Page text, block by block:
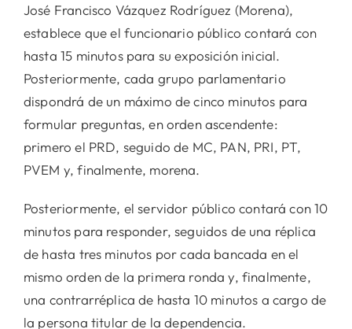
José Francisco Vázquez Rodríguez (Morena),
establece que el funcionario público contará con
hasta 15 minutos para su exposición inicial.
Posteriormente, cada grupo parlamentario
dispondrá de un máximo de cinco minutos para
formular preguntas, en orden ascendente:
primero el PRD, seguido de MC, PAN, PRI, PT,
PVEM y, finalmente, morena.
Posteriormente, el servidor público contará con 10
minutos para responder, seguidos de una réplica
de hasta tres minutos por cada bancada en el
mismo orden de la primera ronda y, finalmente,
una contrarréplica de hasta 10 minutos a cargo de
la persona titular de la dependencia.